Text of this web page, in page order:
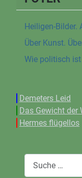
Heiligen-Bilder.
Über Kunst.
Wie politisch
Demeters Leid
Das Gewicht der
Hermes flügellos